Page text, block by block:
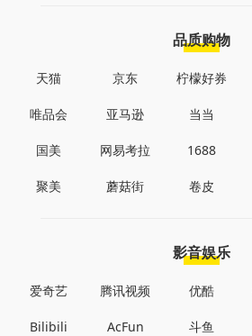
品质购物
天猫 京东 柠檬好券
唯品会 亚马逊 当当
国美 网易考拉 1688
聚美 蘑菇街 卷皮
影音娱乐
爱奇艺 腾讯视频 优酷
Bilibili AcFun 斗鱼